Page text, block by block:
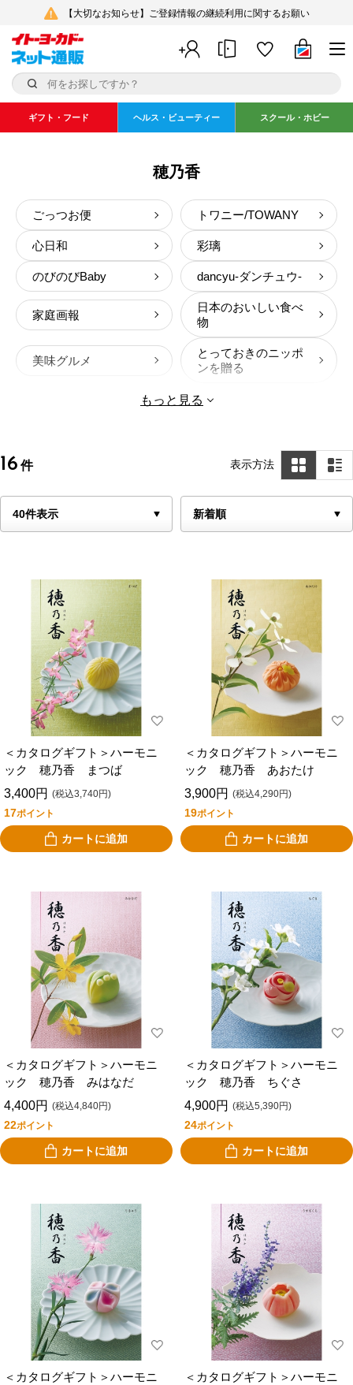
【大切なお知らせ】ご登録情報の継続利用に関するお願い
ギフト・フード ヘルス・ビューティー スクール・ホビー
穂乃香
ごっつお便 トワニー/TOWANY
心日和 彩璃
のびのびBaby dancyu-ダンチュウ-
家庭画報
日本のおいしい食べ
物
美味グルメ
とっておきのニッポ
ンを贈る
流々
ラヴィマイン 美味百撰
北海道七つ星 選べる国産和牛
雅 穂乃香
JTBありがとうプレミ
アム
美食万彩
和牛苑
北海道ごちそうギフ
ソウ・エクスペリエ
ンス
もっと見る
16 件 表示方法
＜カタログギフト＞ハーモニ
ック 穂乃香 まつば
3,400円 (税込3,740円)
17ポイント
カートに追加
＜カタログギフト＞ハーモニ
ック 穂乃香 あおたけ
3,900円 (税込4,290円)
19ポイント
カートに追加
＜カタログギフト＞ハーモニ
ック 穂乃香 みはなだ
4,400円 (税込4,840円)
22ポイント
カートに追加
＜カタログギフト＞ハーモニ
ック 穂乃香 ちぐさ
4,900円 (税込5,390円)
24ポイント
カートに追加
＜カタログギフト＞ハーモニ
＜カタログギフト＞ハーモニ